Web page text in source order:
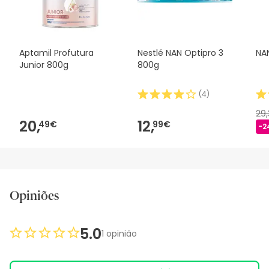
nossos termos e condições
Aptamil Profutura
Junior 800g
20,49€
Nestlé NAN Optipro 3
800g
(4)
12,99€ -
Opiniões
5.01 opinião